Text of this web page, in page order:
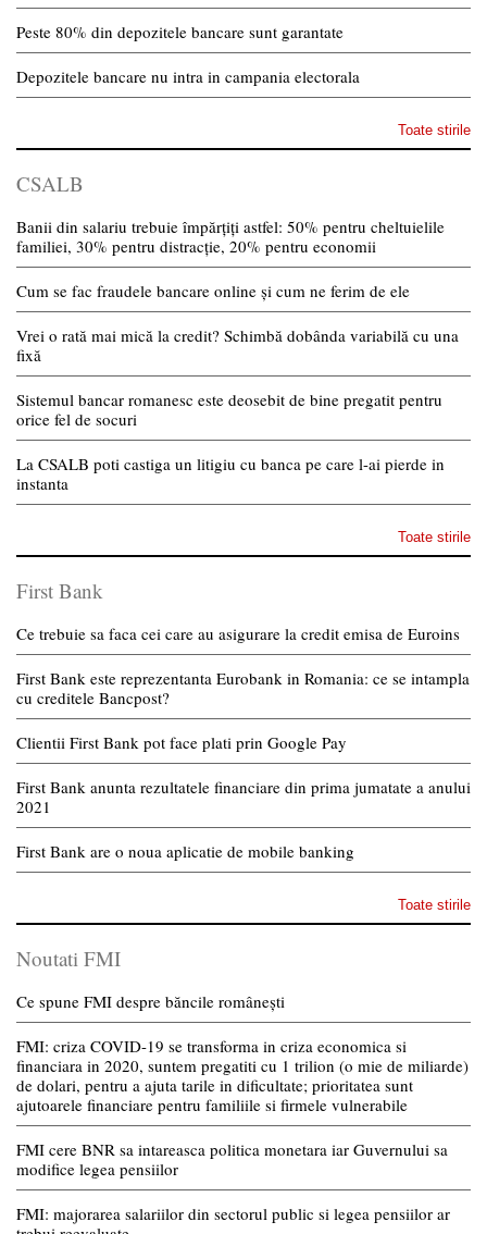
Peste 80% din depozitele bancare sunt garantate
Depozitele bancare nu intra in campania electorala
Toate stirile
CSALB
Banii din salariu trebuie împărțiți astfel: 50% pentru cheltuielile
familiei, 30% pentru distracție, 20% pentru economii
Cum se fac fraudele bancare online și cum ne ferim de ele
Vrei o rată mai mică la credit? Schimbă dobânda variabilă cu una
fixă
Sistemul bancar romanesc este deosebit de bine pregatit pentru
orice fel de socuri
La CSALB poti castiga un litigiu cu banca pe care l-ai pierde in
instanta
Toate stirile
First Bank
Ce trebuie sa faca cei care au asigurare la credit emisa de Euroins
First Bank este reprezentanta Eurobank in Romania: ce se intampla
cu creditele Bancpost?
Clientii First Bank pot face plati prin Google Pay
First Bank anunta rezultatele financiare din prima jumatate a anului
2021
First Bank are o noua aplicatie de mobile banking
Toate stirile
Noutati FMI
Ce spune FMI despre băncile românești
FMI: criza COVID-19 se transforma in criza economica si
financiara in 2020, suntem pregatiti cu 1 trilion (o mie de miliarde)
de dolari, pentru a ajuta tarile in dificultate; prioritatea sunt
ajutoarele financiare pentru familiile si firmele vulnerabile
FMI cere BNR sa intareasca politica monetara iar Guvernului sa
modifice legea pensiilor
FMI: majorarea salariilor din sectorul public si legea pensiilor ar